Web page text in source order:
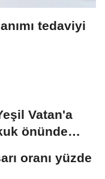
tedaviyi
Vatan'a
önünde
oranı yüzde